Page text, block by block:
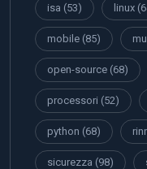
isa (53) linux
mobile (85)
open-source (68)
processori (52)
python (68)
sicurezza (98)